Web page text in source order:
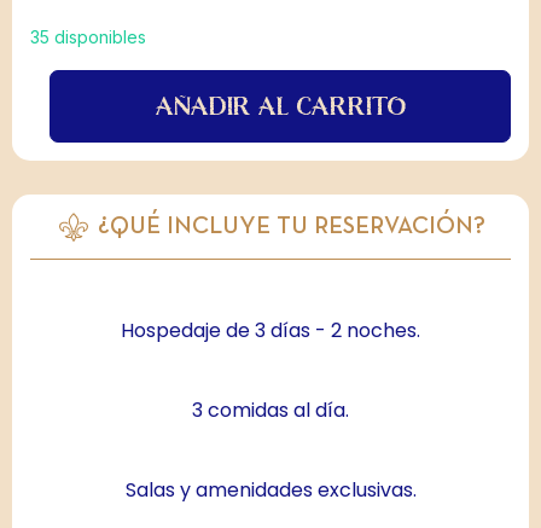
35 disponibles
AÑADIR AL CARRITO
¿QUÉ INCLUYE TU RESERVACIÓN?
Hospedaje de 3 días - 2 noches.
3 comidas al día.
Salas y amenidades exclusivas.